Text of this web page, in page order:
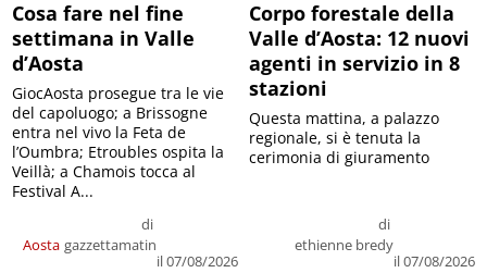
Cosa fare nel fine
settimana in Valle
d’Aosta
Aosta
di
gazzettamatin
il 07/08/2026
GiocAosta prosegue tra le vie
del capoluogo; a Brissogne
entra nel vivo la Feta de
l’Oumbra; Etroubles ospita la
Veillà; a Chamois tocca al
Festival A...
Corpo forestale della
Valle d’Aosta: 12 nuovi
agenti in servizio in 8
stazioni
di
ethienne bredy
il 07/08/2026
Questa mattina, a palazzo
regionale, si è tenuta la
cerimonia di giuramento